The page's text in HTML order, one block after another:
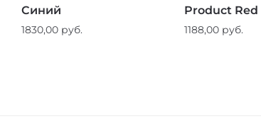
Синий
1830,00 руб.
Product Red
1188,00 руб.